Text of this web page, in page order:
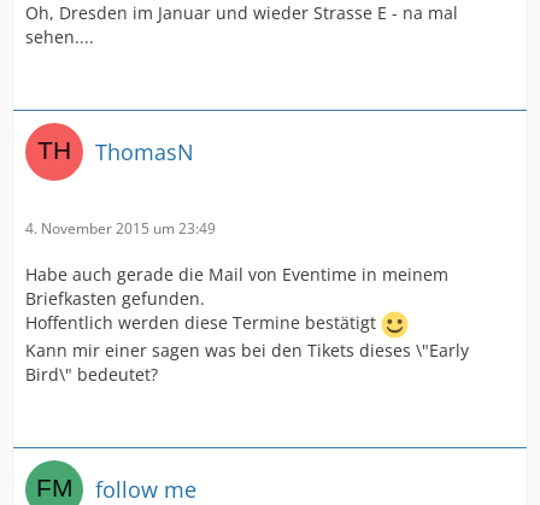
Oh, Dresden im Januar und wieder Strasse E - na mal
sehen....
ThomasN
4. November 2015 um 23:49
Habe auch gerade die Mail von Eventime in meinem
Briefkasten gefunden.
Hoffentlich werden diese Termine bestätigt
Kann mir einer sagen was bei den Tikets dieses \"Early
Bird\" bedeutet?
follow me